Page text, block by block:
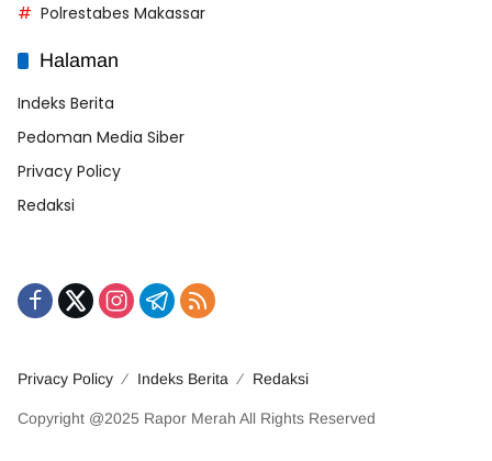
Polrestabes Makassar
Halaman
Indeks Berita
Pedoman Media Siber
Privacy Policy
Redaksi
Privacy Policy Indeks Berita Redaksi
Copyright @2025 Rapor Merah All Rights Reserved